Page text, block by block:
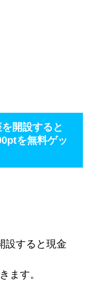
開設すると
を無料ゲッ
設すると現金
ます。